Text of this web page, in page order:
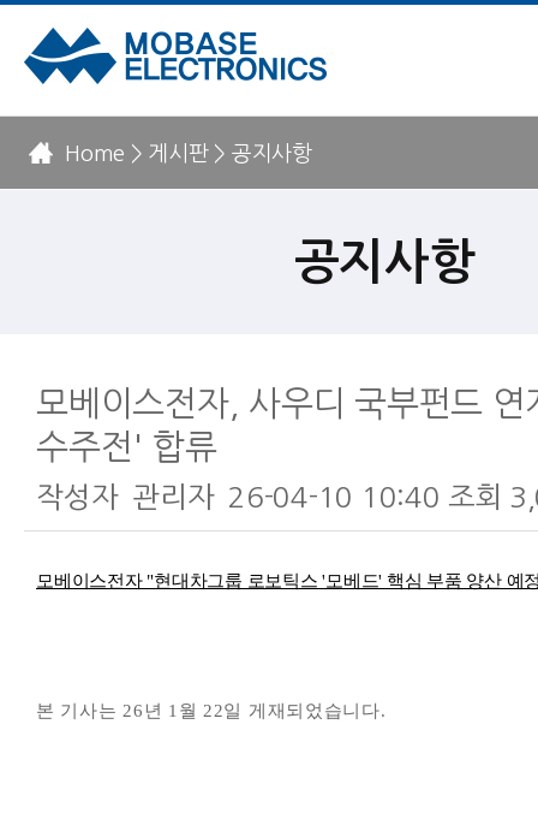
Home > 게시판 > 공지사항
공지사항
모베이스전자, 사우디 국부펀드 연
수주전' 합류
작성자 관리자 26-04-10 10:40 조회
모베이스전자 "현대차그룹 로보틱스 '모베드' 핵심 부품 양산 예
본 기사는 26년 1월 22일 게재되었습니다.